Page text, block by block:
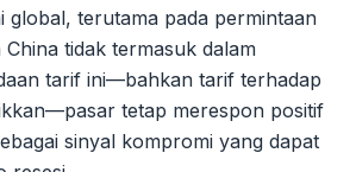
global, terutama pada permintaan
tidak termasuk dalam
tarif ini—bahkan tarif terhadap
tetap merespon positif
sinyal kompromi yang dapat